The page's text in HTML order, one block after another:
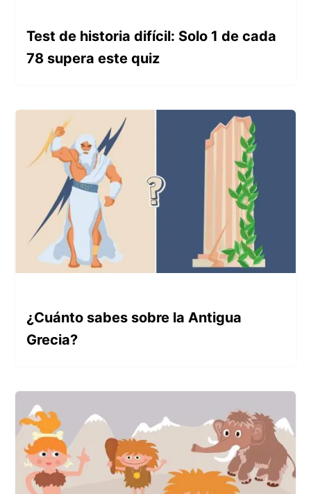
Test de historia difícil: Solo 1 de cada
78 supera este quiz
¿Cuánto sabes sobre la Antigua
Grecia?